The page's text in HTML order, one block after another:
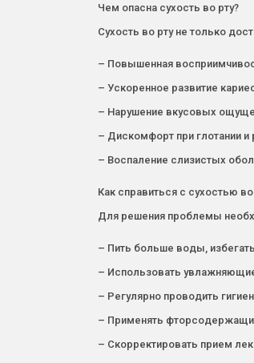
Чем опасна сухость во рту?
Сухость во рту не только
– Повышенная
– Ускоренное развитие
– Нарушение вкусовых
– Дискомфорт при глотании и
– Воспаление слизистых
Как справиться с сухостью
Для решения проблемы
– Пить больше воды,
– Использовать увлажняющие
– Регулярно проводить
– Применять
– Скорректировать прием